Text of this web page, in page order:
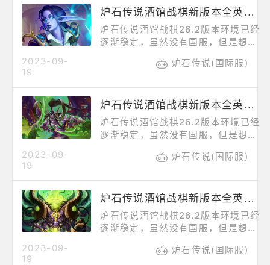
适配、操作思路等。【伊妮·积雷】被
动在10个友方随从死亡后，随机获得
一张机械牌。（还剩0个。）俗称伊
妮，由于机械的强势，玩机械流派的
都不会弱，当前版本位于T2。选积雷
机械
炉石传说酒馆战棋新版本全英雄解析——伊利斯·逐星
炉石传说酒馆战棋26.2版本环境已经
逐渐稳定，虽然没有国服，但是想玩
玩不需要充值的酒馆战棋，接下来为
派适配、操作思路等。【伊利斯·逐
星】1费：发现一个你当前等级的随
从。每次使用后消耗的铸币增加（1）
多次重做后的技能很有讲究。【玩法
理财，
2023-09-
19
炉石传说(国际服)
炉石传说酒馆战棋新版本全英雄解析——伊利丹
炉石传说酒馆战棋26.2版本环境已经
逐渐稳定，虽然没有国服，但是想玩
玩不需要充值的酒馆战棋，接下来为
适配、操作思路等。【伊利丹】被动:
战斗开始时：你最左边和最右边的随
从获得+2/+1并立即发起攻击。俗称
蛋哥，当前版本位于T4，环境目前不
太适合蛋哥的机制，拥有绝对的先手
2023-09-
19
炉石传说(国际服)
炉石传说酒馆战棋新版本全英雄解析——亚煞极
炉石传说酒馆战棋26.2版本环境已经
逐渐稳定，虽然没有国服，但是想玩
玩不需要充值的酒馆战棋，接下来为
2023-09-
19
炉石传说(国际服)